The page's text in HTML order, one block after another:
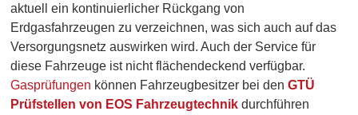
aktuell ein kontinuierlicher Rückgang von
Erdgasfahrzeugen zu verzeichnen, was sich auch auf das
Versorgungsnetz auswirken wird. Auch der Service für
diese Fahrzeuge ist nicht flächendeckend verfügbar.
Gasprüfungen können Fahrzeugbesitzer bei denGTÜ
Prüfstellen von EOS Fahrzeugtechnik durchführen